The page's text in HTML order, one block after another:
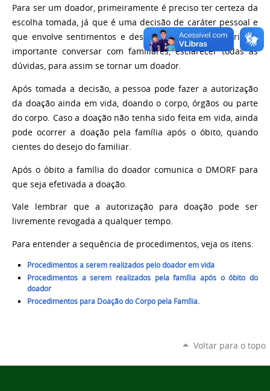
Para ser um doador, primeiramente é preciso ter certeza da
escolha tomada, já que é uma decisão de caráter pessoal e
que envolve sentimentos e desapego do corpo material. É
importante conversar com familiares, esclarecer todas as
dúvidas, para assim se tornar um doador.
Após tomada a decisão, a pessoa pode fazer a autorização
da doação ainda em vida, doando o corpo, órgãos ou parte
do corpo. Caso a doação não tenha sido feita em vida, ainda
pode ocorrer a doação pela família após o óbito, quando
cientes do desejo do familiar.
Após o óbito a família do doador comunica o DMORF para
que seja efetivada a doação.
Vale lembrar que a autorização para doação pode ser
livremente revogada a qualquer tempo.
Para entender a sequência de procedimentos, veja os itens:
Procedimentos a serem realizados pelo doador em vida
Procedimentos a serem realizados pela família após o óbito do
doador
Procedimentos para Doação do Corpo pela Família.
Voltar para o topo